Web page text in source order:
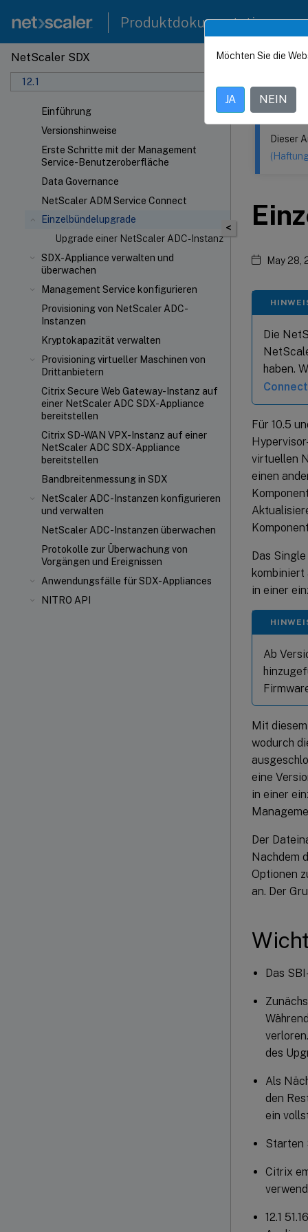
Produktdokumentation
NetScaler SDX
12.1
Einführung
Versionshinweise
Erste Schritte mit der Management
Service-Benutzeroberfläche
Data Governance
NetScaler ADM Service Connect
Einzelbündelupgrade
Upgrade einer NetScaler ADC-Instanz
SDX-Appliance verwalten und
überwachen
Management Service konfigurieren
Provisioning von NetScaler ADC-
Instanzen
Kryptokapazität verwalten
Provisioning virtueller Maschinen von
Drittanbietern
Citrix Secure Web Gateway-Instanz auf
einer NetScaler ADC SDX-Appliance
bereitstellen
Citrix SD-WAN VPX-Instanz auf einer
NetScaler ADC SDX-Appliance
bereitstellen
Bandbreitenmessung in SDX
NetScaler ADC-Instanzen konfigurieren
und verwalten
NetScaler ADC-Instanzen überwachen
Protokolle zur Überwachung von
Vorgängen und Ereignissen
Anwendungsfälle für SDX-Appliances
NITRO API
Dieser Inhalt
<
Dieser
May 28,
Die
haben.
Connect
Für 10.5
virtuellen
einen
Das
in einer
Ab
Mit
wodurch
eine
in einer
Der
Nachdem
Optionen
an. Der
Das
des
Als
den
ein
Starten
Citrix
12.1
Möchten Sie die
JA NEIN